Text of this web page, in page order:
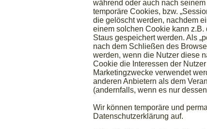
während oder auch nach
temporäre Cookies, bzw.
die gelöscht werden, nachdem
einem solchen Cookie kann
Staus gespeichert werden. Als
nach dem Schließen des
werden, wenn die Nutzer diese
Cookie die Interessen der
Marketingzwecke verwendet
anderen Anbietern als dem
(andernfalls, wenn es nur
Wir können temporäre und
Datenschutzerklärung auf.